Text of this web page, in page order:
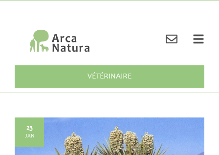
VÉTÉRINAIRE
23
JAN